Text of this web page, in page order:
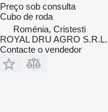
Preço sob consulta
Cubo de roda
Roménia, Cristesti
ROYAL DRU AGRO S.R.L.
Contacte o vendedor